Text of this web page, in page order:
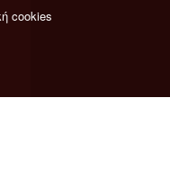
cookies